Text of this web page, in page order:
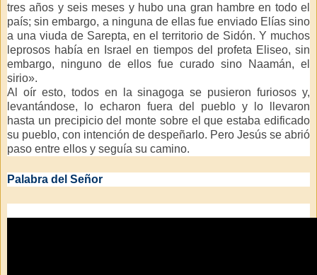
tres años y seis meses y hubo una gran hambre en todo el
país; sin embargo, a ninguna de ellas fue enviado Elías sino
a una viuda de Sarepta, en el territorio de Sidón. Y muchos
leprosos había en Israel en tiempos del profeta Eliseo, sin
embargo, ninguno de ellos fue curado sino Naamán, el
sirio».
Al oír esto, todos en la sinagoga se pusieron furiosos y,
levantándose, lo echaron fuera del pueblo y lo llevaron
hasta un precipicio del monte sobre el que estaba edificado
su pueblo, con intención de despeñarlo. Pero Jesús se abrió
paso entre ellos y seguía su camino.
Palabra del Señor